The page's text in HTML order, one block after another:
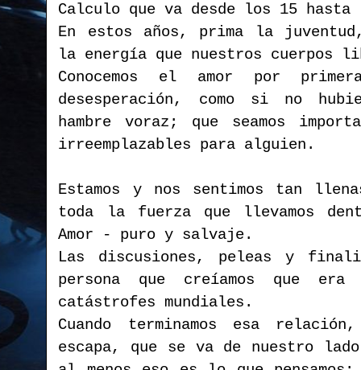
Calculo que va desde los 15 hasta
En estos años, prima la
la energía que nuestros cuerpos
Conocemos el amor por
desesperación, como si no
hambre voraz; que seamos
irreemplazables para alguien.
Estamos y nos sentimos tan
toda la fuerza que llevamos
Amor - puro y salvaje.
Las discusiones, peleas y
persona que creíamos que era
catástrofes mundiales.
Cuando terminamos esa
escapa, que se va de nuestro